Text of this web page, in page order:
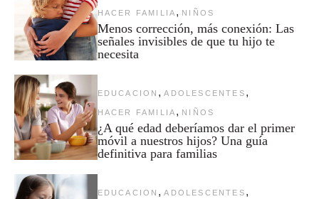
HACER FAMILIA , NIÑOS
Menos corrección, más conexión: Las
señales invisibles de que tu hijo te
necesita
EDUCACION , ADOLESCENTES ,
HACER FAMILIA , NIÑOS
¿A qué edad deberíamos dar el primer
móvil a nuestros hijos? Una guía
definitiva para familias
EDUCACION , ADOLESCENTES ,